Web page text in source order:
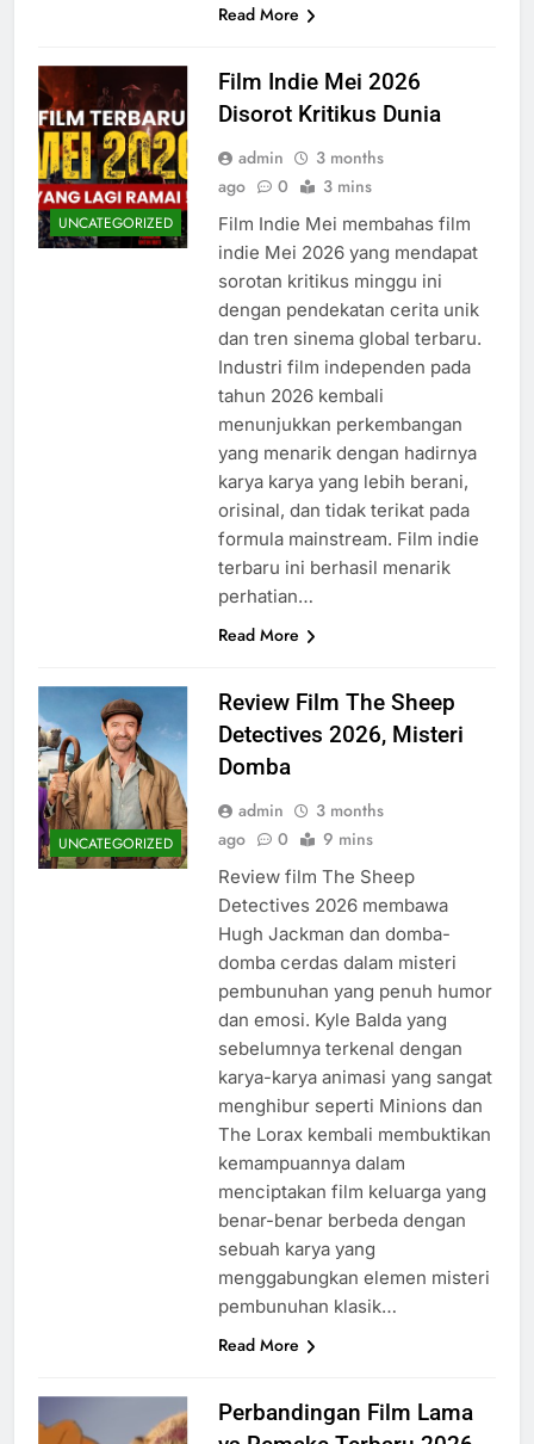
Read More
UNCATEGORIZED
Film Indie Mei 2026
Disorot Kritikus Dunia
admin
3 months
ago
0 3 mins
Film Indie Mei membahas film
indie Mei 2026 yang mendapat
sorotan kritikus minggu ini
dengan pendekatan cerita unik
dan tren sinema global terbaru.
Industri film independen pada
tahun 2026 kembali
menunjukkan perkembangan
yang menarik dengan hadirnya
karya karya yang lebih berani,
orisinal, dan tidak terikat pada
formula mainstream. Film indie
terbaru ini berhasil menarik
perhatian…
Read More
UNCATEGORIZED
Review Film The Sheep
Detectives 2026, Misteri
Domba
admin
3 months
ago
0 9 mins
Review film The Sheep
Detectives 2026 membawa
Hugh Jackman dan domba-
domba cerdas dalam misteri
pembunuhan yang penuh humor
dan emosi. Kyle Balda yang
sebelumnya terkenal dengan
karya-karya animasi yang sangat
menghibur seperti Minions dan
The Lorax kembali membuktikan
kemampuannya dalam
menciptakan film keluarga yang
benar-benar berbeda dengan
sebuah karya yang
menggabungkan elemen misteri
pembunuhan klasik…
Read More
Perbandingan Film Lama